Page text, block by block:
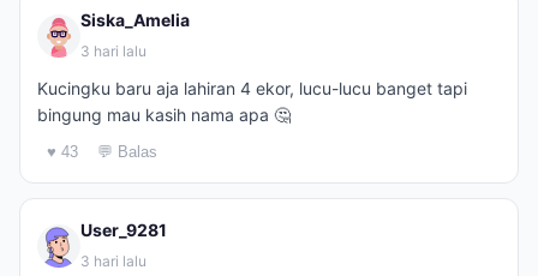
Siska_Amelia
3 hari lalu
Kucingku baru aja lahiran 4 ekor, lucu-lucu banget tapi
bingung mau kasih nama apa 🤔
♥ 43 💬 Balas
User_9281
3 hari lalu